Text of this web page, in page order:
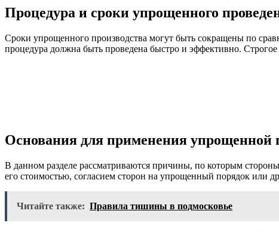
Процедура и сроки упрощенного
Сроки упрощенного производства могут быть сокращены по
процедура должна быть проведена быстро и эффективно.
Основания для применения упрощенной
В данном разделе рассматриваются причины, по которым
его стоимостью, согласием сторон на упрощенный порядок или
Читайте также: Правила тишины в подмосковье